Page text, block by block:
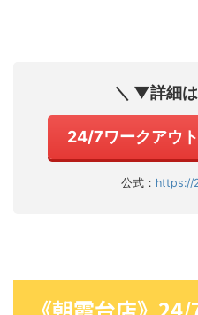
＼ ▼詳細
24/7ワークアウ
公式： https://